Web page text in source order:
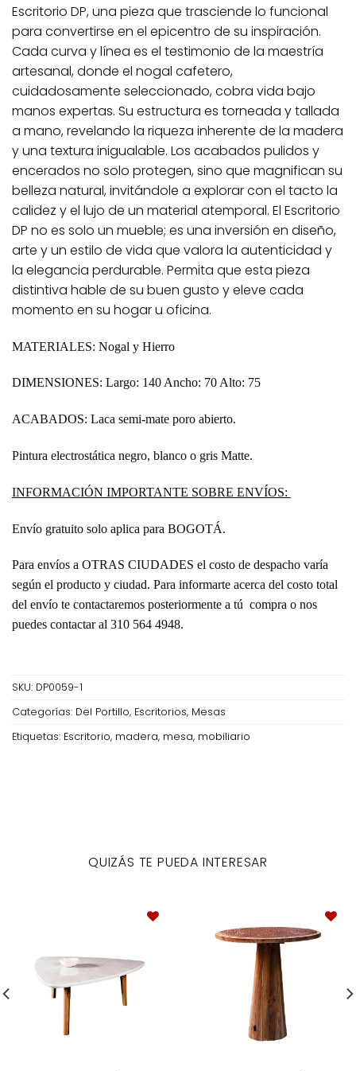
Escritorio DP, una pieza que trasciende lo funcional
para convertirse en el epicentro de su inspiración.
Cada curva y línea es el testimonio de la maestría
artesanal, donde el nogal cafetero,
cuidadosamente seleccionado, cobra vida bajo
manos expertas. Su estructura es torneada y tallada
a mano, revelando la riqueza inherente de la madera
y una textura inigualable. Los acabados pulidos y
encerados no solo protegen, sino que magnifican su
belleza natural, invitándole a explorar con el tacto la
calidez y el lujo de un material atemporal. El Escritorio
DP no es solo un mueble; es una inversión en diseño,
arte y un estilo de vida que valora la autenticidad y
la elegancia perdurable. Permita que esta pieza
distintiva hable de su buen gusto y eleve cada
momento en su hogar u oficina.
MATERIALES: Nogal y Hierro
DIMENSIONES: Largo: 140 Ancho: 70 Alto: 75
ACABADOS: Laca semi-mate poro abierto.
Pintura electrostática negro, blanco o gris Matte.
INFORMACIÓN IMPORTANTE SOBRE ENVÍOS:
Envío gratuito solo aplica para BOGOTÁ.
Para envíos a OTRAS CIUDADES el costo de despacho varía
según el producto y ciudad. Para informarte acerca del costo total
del envío te contactaremos posteriormente a tú compra o nos
puedes contactar al 310 564 4948.
SKU: DP0059-1
Categorías: Del Portillo, Escritorios, Mesas
Etiquetas: Escritorio, madera, mesa, mobiliario
QUIZÁS TE PUEDA INTERESAR